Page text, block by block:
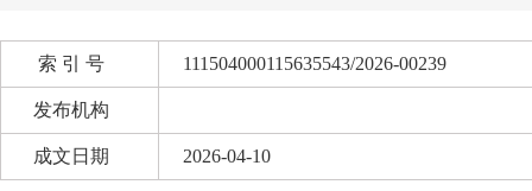
索 引 号 111504000115635543/2026-00239
发布机构
成文日期 2026-04-10